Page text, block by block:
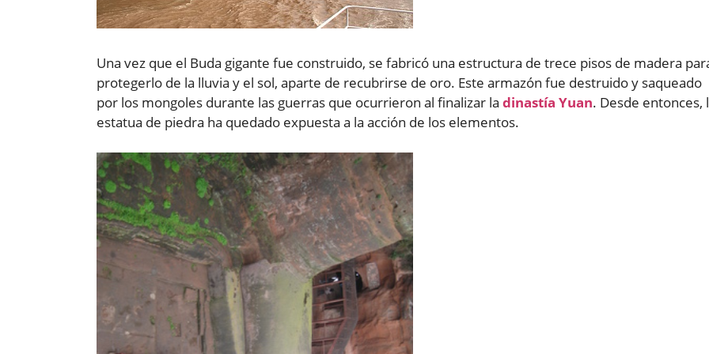
Una vez que el Buda gigante fue construido, se fabricó una estructura de trece pisos de madera
protegerlo de la lluvia y el sol, aparte de recubrirse de oro. Este armazón fue destruido y saqueado
por los mongoles durante las guerras que ocurrieron al finalizar la dinastía Yuan. Desde entonces,
estatua de piedra ha quedado expuesta a la acción de los elementos.